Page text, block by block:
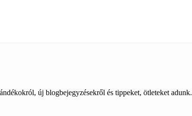
új blogbejegyzésekről és tippeket, ötleteket adunk.